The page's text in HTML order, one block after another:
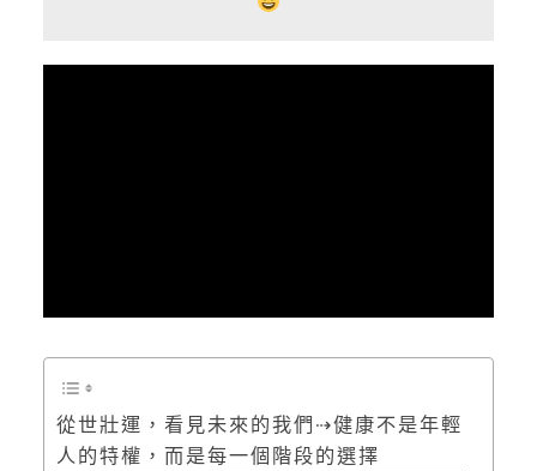
從世壯運，看見未來的我們⇢健康不是年輕
人的特權，而是每一個階段的選擇